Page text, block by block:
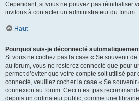
Cependant, si vous ne pouvez pas réinitialiser
invitons à contacter un administrateur du forum.
Haut
Pourquoi suis-je déconnecté
Si vous ne cochez pas la case « Se souvenir
au forum, vous ne resterez connecté que pour
permet d’éviter que votre compte soit utilisé par
connecté, veuillez cocher la case « Se souvenir
connexion au forum. Ceci n’est pas
depuis un ordinateur public, comme une